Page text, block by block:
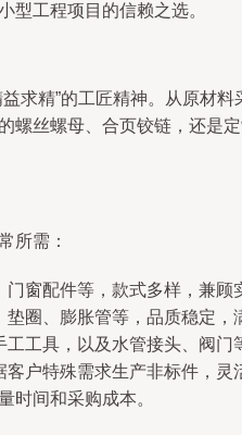
型工程项目的信赖之选。
求精”的工匠精神。从原材
丝螺母、合页铰链，还是
所需：
门窗配件等，款式多样，兼顾
垫圈、膨胀管等，品质稳定，
工工具，以及水管接头、阀门
客户特殊需求生产非标件，灵
时间和采购成本。